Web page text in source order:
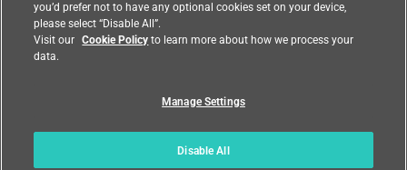
利用規約 | プライバシー |
| フィードバック |
© 2021 Wind River Systems, Inc.
you’d prefer not to have any optional cookies set on your device,
please select “Disable All”.
Visit our Cookie Policyto learn more about how we process your
data.
Manage Settings
Disable All